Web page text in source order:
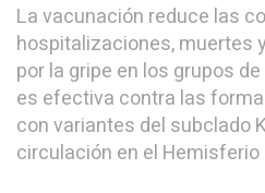
La vacunación reduce las
hospitalizaciones, muertes
por la gripe en los grupos
es efectiva contra las
con variantes del subclado
circulación en el Hemisferio